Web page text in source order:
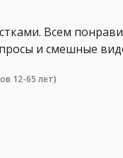
Всем
и смешные
12-65 лет)